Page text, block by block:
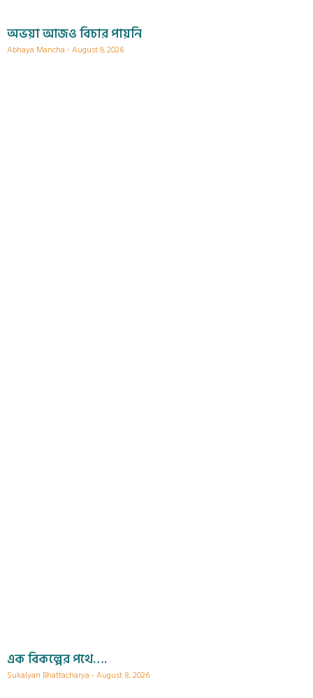
অভয়া আজও বিচার পায়নি
Abhaya Mancha August 9, 2026
এক বিকল্পের পথে….
Sukalyan Bhattacharya August 8, 2026